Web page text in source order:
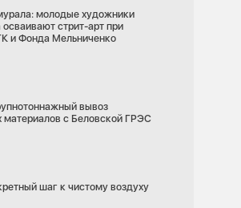
молодые художники
стрит-арт при
и Фонда Мельниченко
вывоз
материалов с Беловской ГРЭС
шаг к чистому воздуху